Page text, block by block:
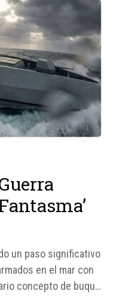
un paso significativo
en el mar con
concepto de buque